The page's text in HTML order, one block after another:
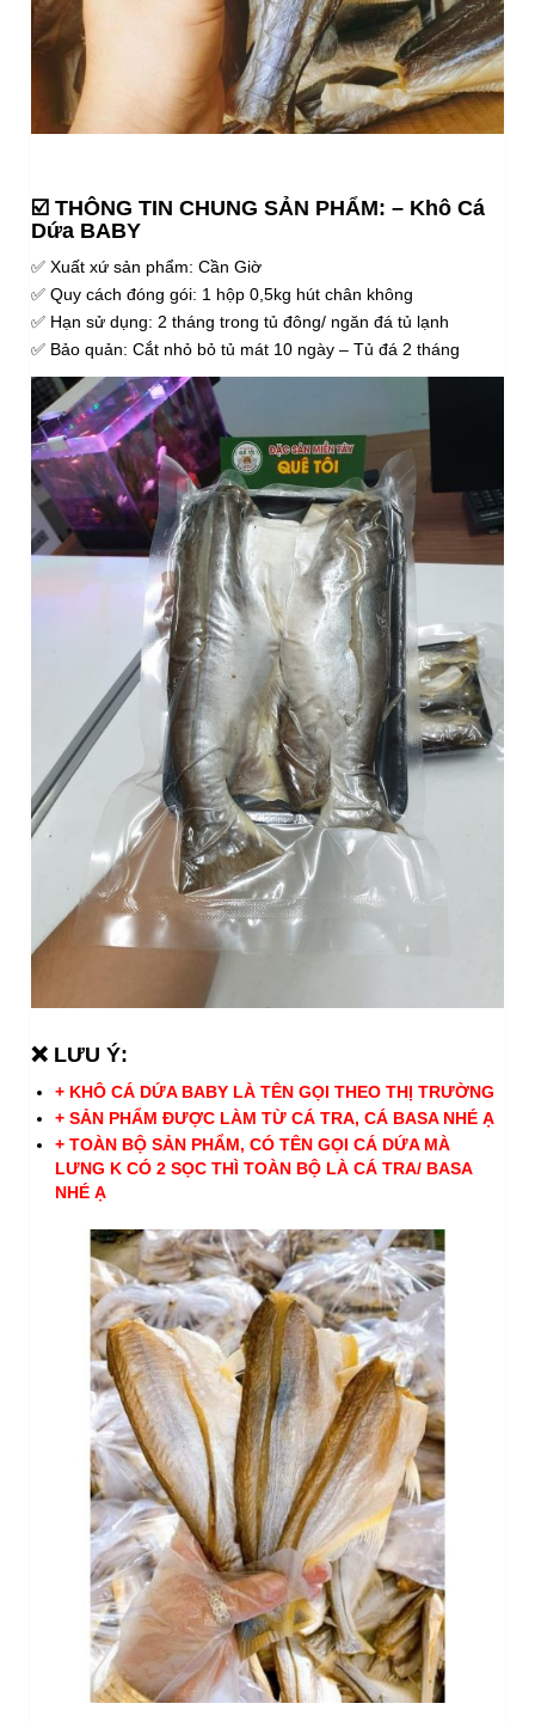
☑️ THÔNG TIN CHUNG SẢN PHẨM: – Khô Cá
Dứa BABY
✅ Xuất xứ sản phẩm: Cần Giờ
✅ Quy cách đóng gói: 1 hộp 0,5kg hút chân không
✅ Hạn sử dụng: 2 tháng trong tủ đông/ ngăn đá tủ lạnh
✅ Bảo quản: Cắt nhỏ bỏ tủ mát 10 ngày – Tủ đá 2 tháng
❌ LƯU Ý:
+ KHÔ CÁ DỨA BABY LÀ TÊN GỌI THEO THỊ TRƯỜNG
+ SẢN PHẨM ĐƯỢC LÀM TỪ CÁ TRA, CÁ BASA NHÉ Ạ
+ TOÀN BỘ SẢN PHẨM, CÓ TÊN GỌI CÁ DỨA MÀ
LƯNG K CÓ 2 SỌC THÌ TOÀN BỘ LÀ CÁ TRA/ BASA
NHÉ Ạ